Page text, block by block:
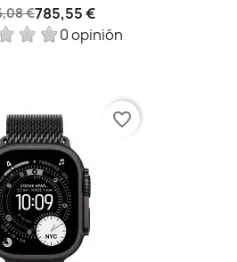
€785,55 €
0 opinión
favorite_border